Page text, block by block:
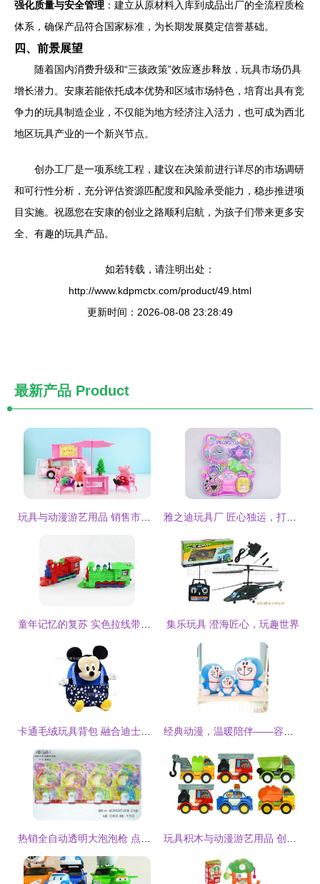
强化质量与安全管理 ：建立从原材料入库到成品出厂的全流程质检
体系，确保产品符合国家标准，为长期发展奠定信誉基础。
四、前景展望
随着国内消费升级和“三孩政策”效应逐步释放，玩具市场仍具
增长潜力。安康若能依托成本优势和区域市场特色，培育出具有竞
争力的玩具制造企业，不仅能为地方经济注入活力，也可成为西北
地区玩具产业的一个新兴节点。
创办工厂是一项系统工程，建议在决策前进行详尽的市场调研
和可行性分析，充分评估资源匹配度和风险承受能力，稳步推进项
目实施。祝愿您在安康的创业之路顺利启航，为孩子们带来更多安
全、有趣的玩具产品。
如若转载，请注明出处：
http://www.kdpmctx.com/product/49.html
更新时间：2026-08-08 23:28:49
最新产品 Product
集乐玩具 澄海匠心，玩趣世界